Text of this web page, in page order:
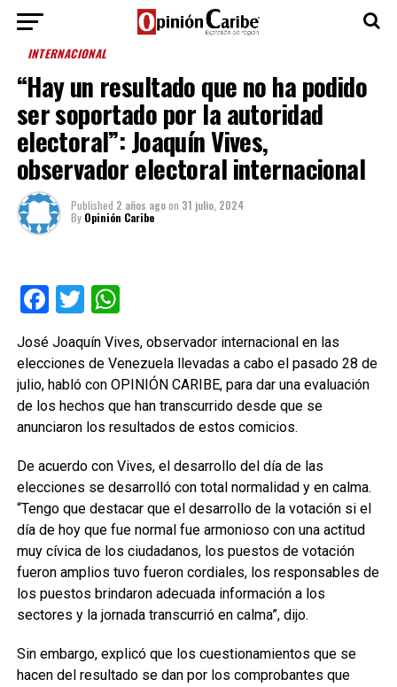
INTERNACIONAL
“Hay un resultado que no ha podido
ser soportado por la autoridad
electoral”: Joaquín Vives,
observador electoral internacional
Published 2 años agoon 31 julio, 2024
By Opinión Caribe
Facebook
TwitterWhatsApp
José Joaquín Vives, observador internacional en las
elecciones de Venezuela llevadas a cabo el pasado 28 de
julio, habló con OPINIÓN CARIBE, para dar una evaluación
de los hechos que han transcurrido desde que se
anunciaron los resultados de estos comicios.
De acuerdo con Vives, el desarrollo del día de las
elecciones se desarrolló con total normalidad y en calma.
“Tengo que destacar que el desarrollo de la votación si el
día de hoy que fue normal fue armonioso con una actitud
muy cívica de los ciudadanos, los puestos de votación
fueron amplios tuvo fueron cordiales, los responsables de
los puestos brindaron adecuada información a los
sectores y la jornada transcurrió en calma”, dijo.
Sin embargo, explicó que los cuestionamientos que se
hacen del resultado se dan por los comprobantes que